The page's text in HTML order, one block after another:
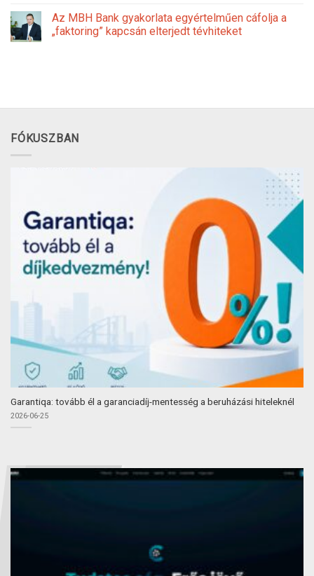
Az MBH Bank gyakorlata egyértelműen cáfolja a
„faktoring” kapcsán elterjedt tévhiteket
FÓKUSZBAN
Garantiqa: tovább él a garanciadíj-mentesség a beruházási hiteleknél
2026-06-25